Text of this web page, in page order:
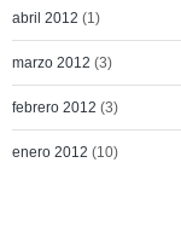
abril 2012 (1)
marzo 2012 (3)
febrero 2012 (3)
enero 2012 (10)